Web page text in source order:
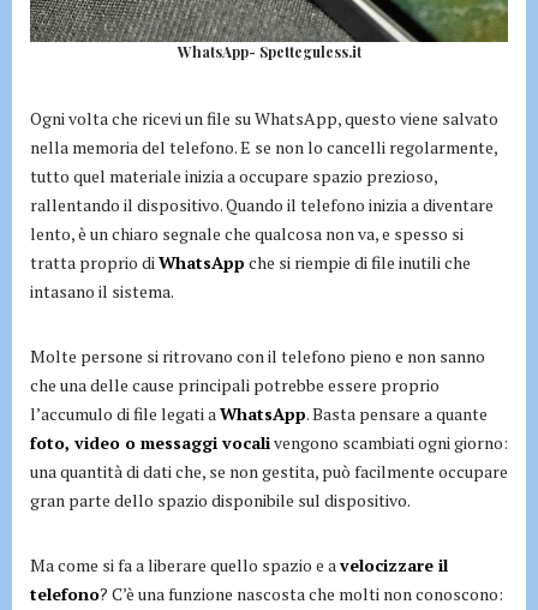
WhatsApp- Spetteguless.it
Ogni volta che ricevi un file su WhatsApp, questo viene salvato
nella memoria del telefono. E se non lo cancelli regolarmente,
tutto quel materiale inizia a occupare spazio prezioso,
rallentando il dispositivo. Quando il telefono inizia a diventare
lento, è un chiaro segnale che qualcosa non va, e spesso si
tratta proprio diWhatsApp che si riempie di file inutili che
intasano il sistema.
Molte persone si ritrovano con il telefono pieno e non sanno
che una delle cause principali potrebbe essere proprio
l’accumulo di file legati aWhatsApp. Basta pensare a quante
foto, video o messaggi vocalivengono scambiati ogni giorno:
una quantità di dati che, se non gestita, può facilmente occupare
gran parte dello spazio disponibile sul dispositivo.
Ma come si fa a liberare quello spazio e avelocizzare il
telefono? C’è una funzione nascosta che molti non conoscono: